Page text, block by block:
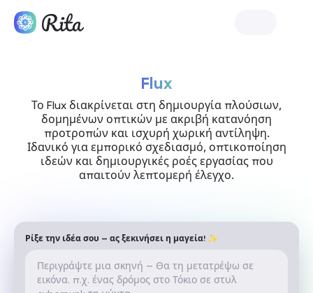
Flux
Το Flux διακρίνεται στη δημιουργία πλούσιων,
δομημένων οπτικών με ακριβή κατανόηση
προτροπών και ισχυρή χωρική αντίληψη.
Ιδανικό για εμπορικό σχεδιασμό, οπτικοποίηση
ιδεών και δημιουργικές ροές εργασίας που
απαιτούν λεπτομερή έλεγχο.
Ρίξε την ιδέα σου — ας ξεκινήσει η μαγεία! ✨